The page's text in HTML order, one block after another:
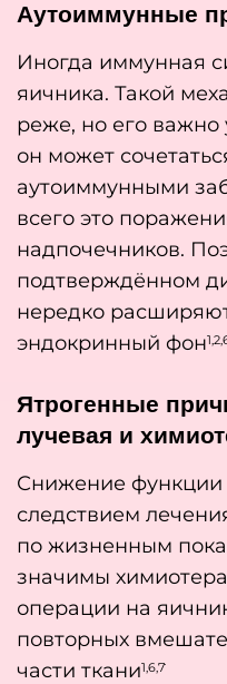
Аутоиммунные
Иногда иммунная
яичника. Такой
реже, но его важно
он может
аутоиммунными
всего это
надпочечников.
подтверждённом
нередко
эндокринный фон
Ятрогенные
лучевая и
Снижение функции
следствием
по жизненным
значимы
операции на
повторных
части ткани1,6,7.